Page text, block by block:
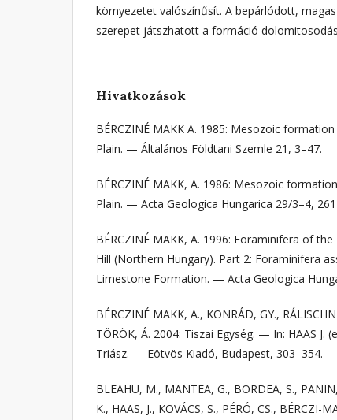
környezetet valószínűsít. A bepárlódott,
szerepet játszhatott a formáció
Hivatkozások
BÉRCZINÉ MAKK A. 1985: Mesozoic
Plain. — Általános Földtani Szemle 21, 3–47.
BÉRCZINÉ MAKK, A. 1986: Mesozoic
Plain. — Acta Geologica Hungarica 29/3–4,
BÉRCZINÉ MAKK, A. 1996: Foraminifera of
Hill (Northern Hungary). Part 2: Foraminifera
Limestone Formation. — Acta Geologica
BÉRCZINÉ MAKK, A., KONRÁD, GY.,
TÖRÖK, Á. 2004: Tiszai Egység. — In: HAAS J.
Triász. — Eötvös Kiadó, Budapest, 303–354.
BLEAHU, M., MANTEA, G., BORDEA, S.,
K., HAAS, J., KOVÁCS, S., PÉRÓ, CS., BÉRCZI-